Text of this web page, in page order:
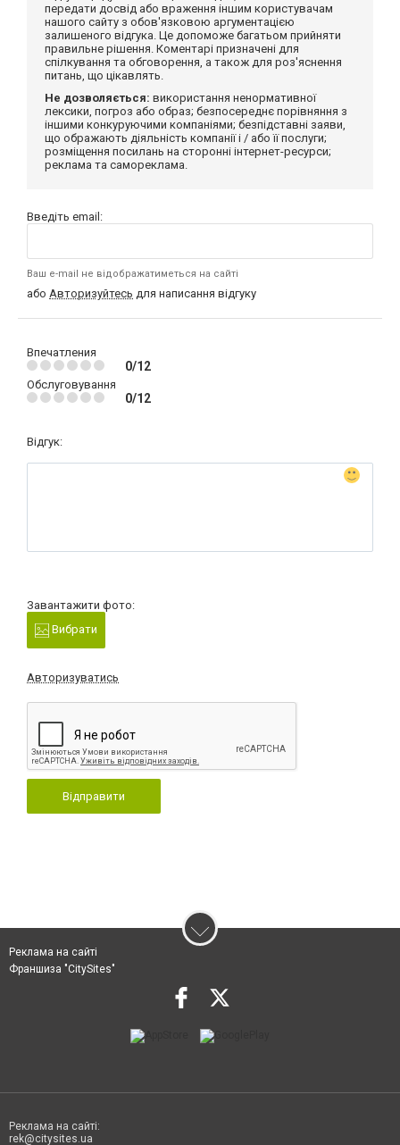
передати досвід або враження іншим користувачам
нашого сайту з обов'язковою аргументацією
залишеного відгука. Це допоможе багатьом прийняти
правильне рішення. Коментарі призначені для
спілкування та обговорення, а також для роз'яснення
питань, що цікавлять.
Не дозволяється: використання ненормативної
лексики, погроз або образ; безпосереднє порівняння з
іншими конкуруючими компаніями; безпідставні заяви,
що ображають діяльність компанії і / або її послуги;
розміщення посилань на сторонні інтернет-ресурси;
реклама та самореклама.
Введіть email:
Ваш e-mail не відображатиметься на сайті
або Авторизуйтесь для написання відгуку
Впечатления
0/12
Обслуговування
0/12
Відгук:
Завантажити фото:
Вибрати
Авторизуватись
Відправити
Реклама на сайті
Франшиза "CitySites"
Реклама на сайті:
rek@citysites.ua